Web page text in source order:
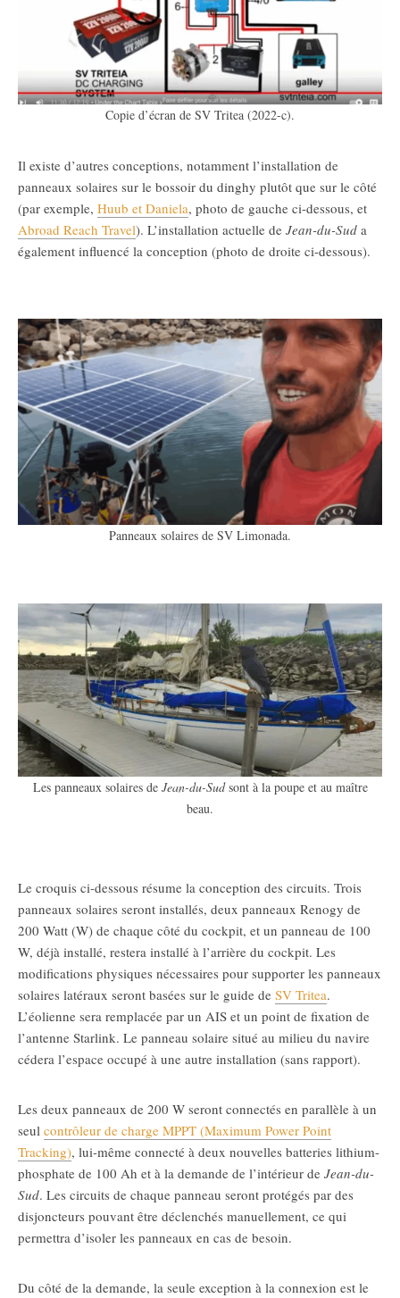
Copie d’écran de SV Tritea (2022-c).
Il existe d’autres conceptions, notamment l’installation de
panneaux solaires sur le bossoir du dinghy plutôt que sur le côté
(par exemple, Huub et Daniela, photo de gauche ci-dessous, et
Abroad Reach Travel). L’installation actuelle de Jean-du-Sud a
également influencé la conception (photo de droite ci-dessous).
Panneaux solaires de SV Limonada.
Les panneaux solaires de Jean-du-Sudsont à la poupe et au maître
beau.
Le croquis ci-dessous résume la conception des circuits. Trois
panneaux solaires seront installés, deux panneaux Renogy de
200 Watt (W) de chaque côté du cockpit, et un panneau de 100
W, déjà installé, restera installé à l’arrière du cockpit. Les
modifications physiques nécessaires pour supporter les panneaux
solaires latéraux seront basées sur le guide de SV Tritea.
L’éolienne sera remplacée par un AIS et un point de fixation de
l’antenne Starlink. Le panneau solaire situé au milieu du navire
cédera l’espace occupé à une autre installation (sans rapport).
Les deux panneaux de 200 W seront connectés en parallèle à un
seul contrôleur de charge MPPT (Maximum Power Point
Tracking), lui-même connecté à deux nouvelles batteries lithium-
phosphate de 100 Ah et à la demande de l’intérieur de Jean-du-
Sud. Les circuits de chaque panneau seront protégés par des
disjoncteurs pouvant être déclenchés manuellement, ce qui
permettra d’isoler les panneaux en cas de besoin.
Du côté de la demande, la seule exception à la connexion est le